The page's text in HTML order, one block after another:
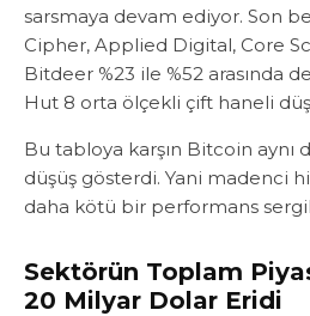
sarsmaya devam ediyor. Son
Cipher, Applied Digital, Core
Bitdeer %23 ile %52 arasında
Hut 8 orta ölçekli çift haneli
‎‎‎Bu tabloya karşın Bitcoin aynı
düşüş gösterdi.‎ Yani madenci
daha kötü bir performans
Sektörün Toplam
20 Milyar Dolar Eridi‎‎